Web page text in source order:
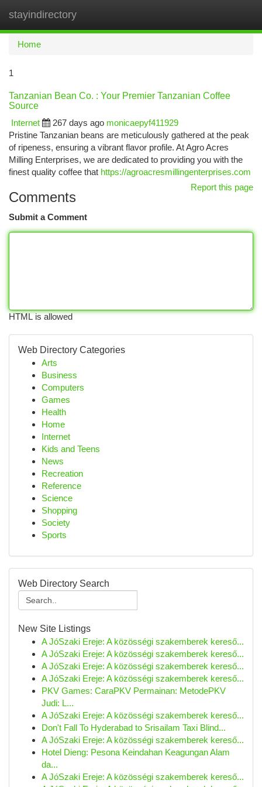
stayindirectory
Home
1
Tanzanian Bean Co. : Your Premier Tanzanian Coffee
Source
Internet
267 days ago monicaepyf411929
Pristine Tanzanian beans are meticulously gathered at the peak
of ripeness, ensuring a vibrant flavor profile. At Agro Acres
Milling Enterprises, we are dedicated to providing you with the
finest quality coffee that https://agroacresmillingenterprises.com
Report this page
Comments
Submit a Comment
HTML is allowed
Web Directory Categories
Arts
Business
Computers
Games
Health
Home
Internet
Kids and Teens
News
Recreation
Reference
Science
Shopping
Society
Sports
Web Directory Search
New Site Listings
A JóSzaki Ereje: A közösségi szakemberek kereső...
A JóSzaki Ereje: A közösségi szakemberek kereső...
A JóSzaki Ereje: A közösségi szakemberek kereső...
A JóSzaki Ereje: A közösségi szakemberek kereső...
PKV Games: CaraPKV Permainan: MetodePKV
Judi: L...
A JóSzaki Ereje: A közösségi szakemberek kereső...
Don't Fall To Hyderabad to Srisailam Taxi Blind...
A JóSzaki Ereje: A közösségi szakemberek kereső...
Hotel Dieng: Pesona Keindahan Keagungan Alam
da...
A JóSzaki Ereje: A közösségi szakemberek kereső...